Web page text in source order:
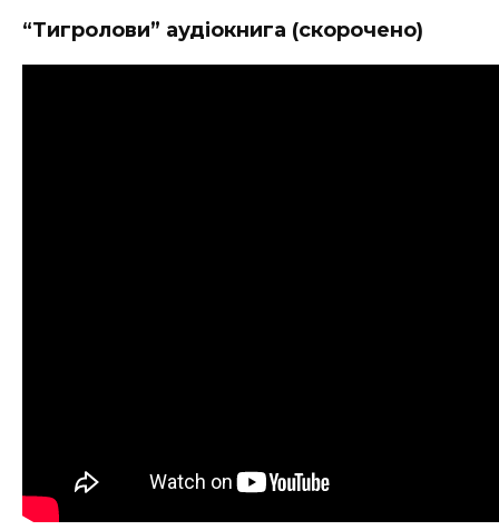
“Тигролови” аудіокнига (скорочено)